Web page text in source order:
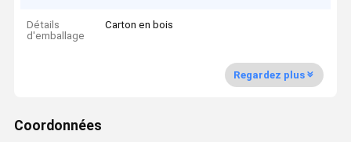
Détails
d'emballage
Carton en bois
Regardez plus
Coordonnées